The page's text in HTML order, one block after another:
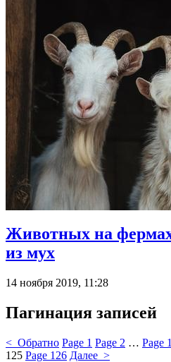
Животных на
из мух
14 ноября 2019, 11:28
Пагинация записей
< Обратно Page 1 Page 2 … Page
125 Page 126 Далее >